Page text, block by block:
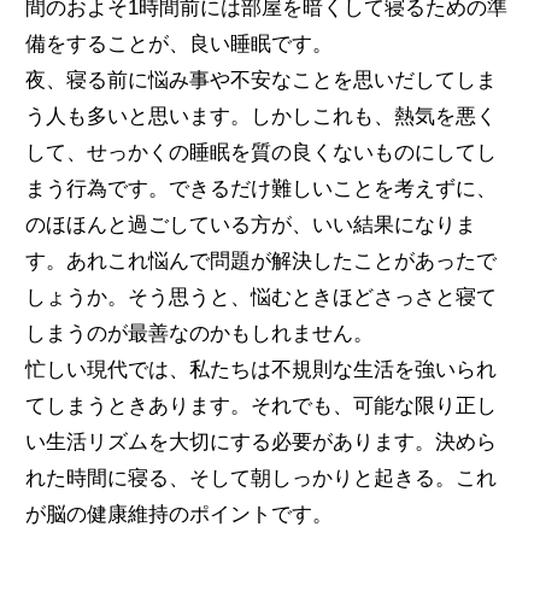
間のおよそ1時間前には部屋を暗くして寝るための準
備をすることが、良い睡眠です。
夜、寝る前に悩み事や不安なことを思いだしてしま
う人も多いと思います。しかしこれも、熱気を悪く
して、せっかくの睡眠を質の良くないものにしてし
まう行為です。できるだけ難しいことを考えずに、
のほほんと過ごしている方が、いい結果になりま
す。あれこれ悩んで問題が解決したことがあったで
しょうか。そう思うと、悩むときほどさっさと寝て
しまうのが最善なのかもしれません。
忙しい現代では、私たちは不規則な生活を強いられ
てしまうときあります。それでも、可能な限り正し
い生活リズムを大切にする必要があります。決めら
れた時間に寝る、そして朝しっかりと起きる。これ
が脳の健康維持のポイントです。